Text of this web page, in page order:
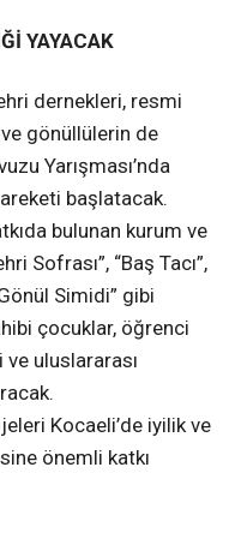
YAYACAK
dernekleri, resmi
gönüllülerin de
Yarışması’nda
başlatacak.
bulunan kurum ve
Sofrası”, “Baş Tacı”,
Simidi” gibi
çocuklar, öğrenci
ve uluslararası
Kocaeli’de iyilik ve
önemli katkı